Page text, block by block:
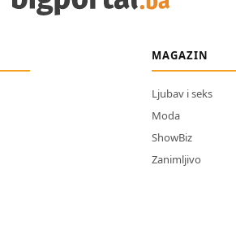
MAGAZIN
Ljubav i seks
Moda
ShowBiz
Zanimljivo